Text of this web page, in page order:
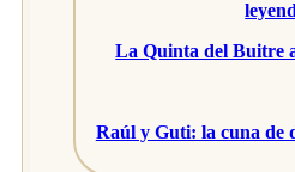
La Quinta del Buitre
Raúl y Guti: la cuna de